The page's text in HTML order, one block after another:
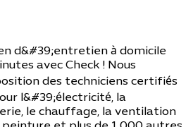
d&#39;entretien à domicile
avec Check ! Nous
des techniciens certifiés
l&#39;électricité, la
le chauffage, la ventilation